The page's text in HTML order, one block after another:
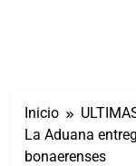
Inicio
La Aduana
bonaerenses